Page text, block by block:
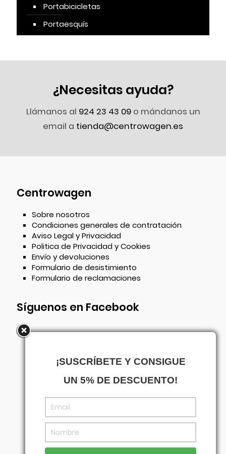
Portabicicletas
Portaesquís
¿Necesitas ayuda?
Llámanos al 924 23 43 09o mándanos un
email a tienda@centrowagen.es
Centrowagen
Sobre nosotros
Condiciones generales de contratación
Aviso Legal y Privacidad
Politica de Privacidad y Cookies
Envío y devoluciones
Formulario de desistimiento
Formulario de reclamaciones
Síguenos en Facebook
¡SUSCRÍBETE Y CONSIGUE
UN 5% DE DESCUENTO!